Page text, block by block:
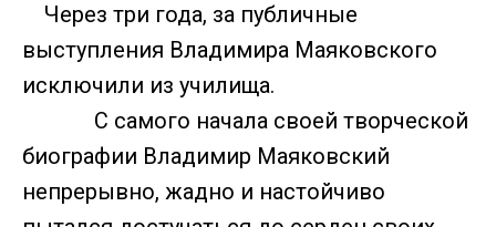
Через три года, за публичные
выступления Владимира Маяковского
исключили из училища.
С самого начала своей творческой
биографии Владимир Маяковский
непрерывно, жадно и настойчиво